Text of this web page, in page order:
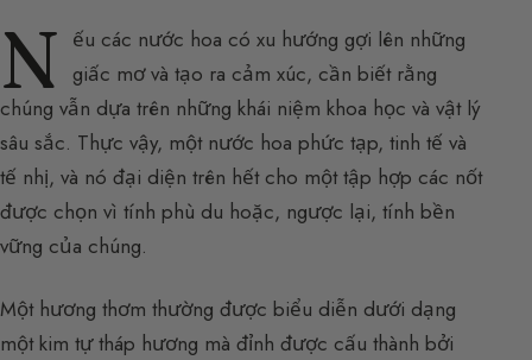
N ếu các nước hoa có xu hướng gợi lên những
giấc mơ và tạo ra cảm xúc, cần biết rằng
chúng vẫn dựa trên những khái niệm khoa học và vật lý
sâu sắc. Thực vậy, một nước hoa phức tạp, tinh tế và
tế nhị, và nó đại diện trên hết cho một tập hợp các nốt
được chọn vì tính phù du hoặc, ngược lại, tính bền
vững của chúng.
Một hương thơm thường được biểu diễn dưới dạng
một kim tự tháp hương mà đỉnh được cấu thành bởi